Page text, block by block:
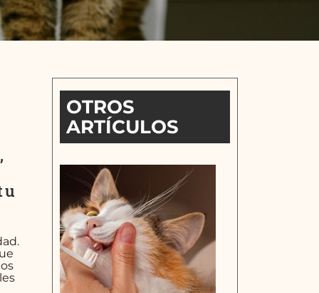
OTROS
ARTÍCULOS